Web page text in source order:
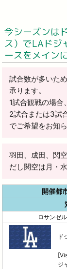
今シーズンは
ス）でLAドジ
ースをメイン
試合数が多いた
承ります。
1試合観戦の場合
2試合または3試
でご希望をお知
羽田、成田、関
だし関空は月・
開催都
ロサンゼ
ド
ジ